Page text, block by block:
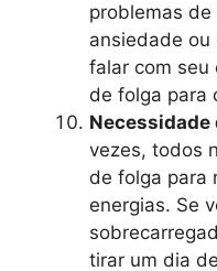
problemas
ansiedade ou
falar com seu
de folga para
Necessidade
vezes, todos
de folga para
energias. Se
tirar um dia